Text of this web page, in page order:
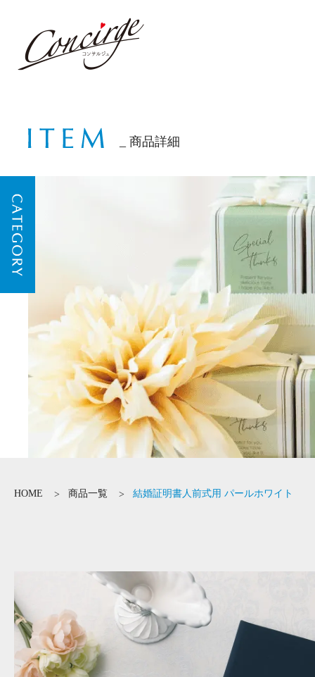
商品詳細
HOME 商品一覧 結婚証明書人前式用 パールホワイト